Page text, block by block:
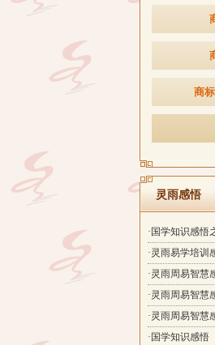
商
灵雨感悟
·国学知识感
·灵雨易学培训
·灵雨周易智慧
·灵雨周易智慧
·灵雨周易智
·国学知识感